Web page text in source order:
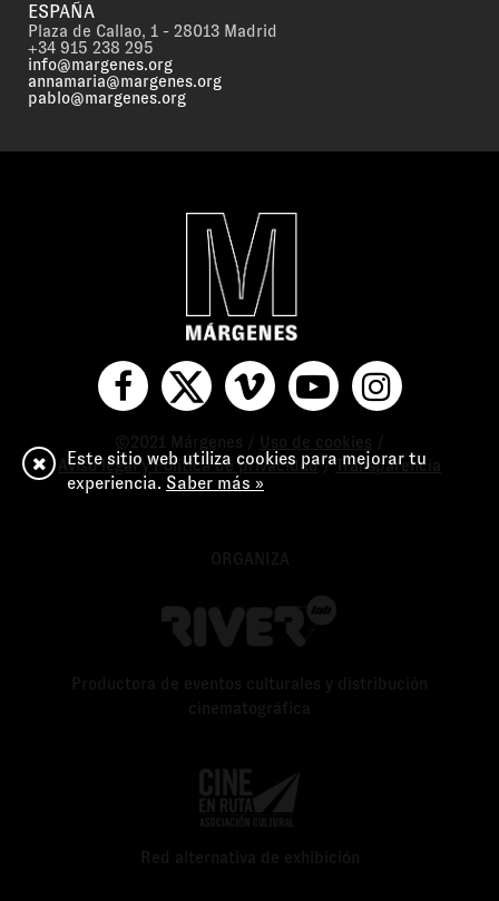
ESPAÑA
Plaza de Callao, 1 - 28013 Madrid
+34 915 238 295
info@margenes.org
annamaria@margenes.org
pablo@margenes.org
©2021 Márgenes / Uso de cookies
Aviso legal y Política de privacidad/Transparencia
ORGANIZA
Productora de eventos culturales y distribución
cinematográfica
Red alternativa de exhibición
Este sitio web utiliza cookies para mejorar tu
experiencia. Saber más »